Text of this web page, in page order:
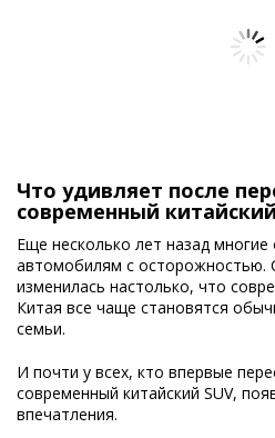
Что удивляет после
современный
Еще несколько лет назад многие
автомобилям с осторожностью.
изменилась настолько, что
Китая все чаще становятся
семьи.
И почти у всех, кто впервые
современный китайский SUV,
впечатления.